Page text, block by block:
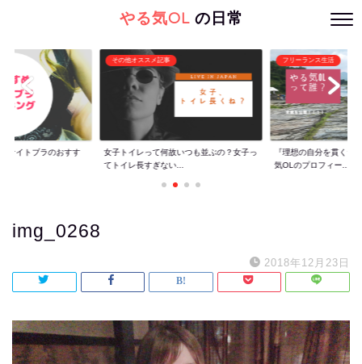
やる気OLの日常
ナイトブラのおすす
その他オススメ記事
女子トイレって何故いつも並ぶの？女子っ
てトイレ長すぎない...
フリーランス生活
『理想の自分を貫くた
気OLのプロフィー...
img_0268
2018年12月23日